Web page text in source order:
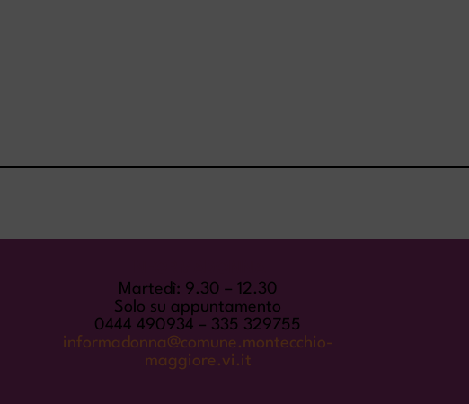
Martedì: 9.30 – 12.30
Solo su appuntamento
0444 490934 – 335 329755
informadonna@comune.montecchio-
maggiore.vi.it